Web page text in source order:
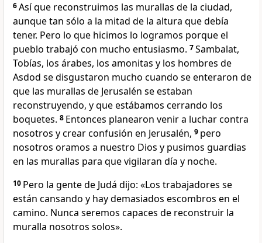
6Así que reconstruimos las murallas de la ciudad,
aunque tan sólo a la mitad de la altura que debía
tener. Pero lo que hicimos lo logramos porque el
pueblo trabajó con mucho entusiasmo. 7Sambalat,
Tobías, los árabes, los amonitas y los hombres de
Asdod se disgustaron mucho cuando se enteraron de
que las murallas de Jerusalén se estaban
reconstruyendo, y que estábamos cerrando los
boquetes. 8 Entonces planearon venir a luchar contra
nosotros y crear confusión en Jerusalén, 9 pero
nosotros oramos a nuestro Dios y pusimos guardias
en las murallas para que vigilaran día y noche.
10 Pero la gente de Judá dijo: «Los trabajadores se
están cansando y hay demasiados escombros en el
camino. Nunca seremos capaces de reconstruir la
muralla nosotros solos».